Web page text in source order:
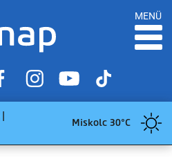
MENÜ
Miskolc 30°C